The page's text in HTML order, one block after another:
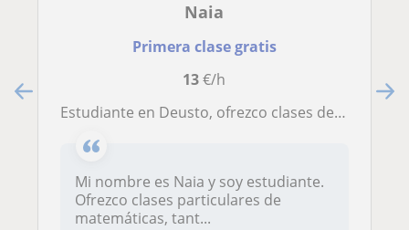
Naia
Primera clase gratis
13€/h
Estudiante en Deusto, ofrezco clases de matemáticas para primaria, ESO y bachillerato
Mi nombre es Naia y soy estudiante.
Ofrezco clases particulares de
matemáticas, tant...